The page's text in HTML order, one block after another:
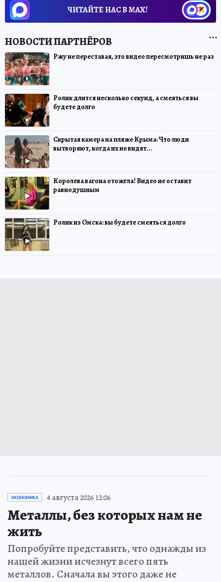
ЧИТАЙТЕ НАС В МАХ!
Ржу не переставая, это видео пересмотришь не раз
Ролик длится несколько секунд, а смеяться вы
будете долго
Скрытая камера на пляже Крыма: Что люди
вытворяют, когда их не видят...
Королева вагона отожгла! Видео не оставит
равнодушным
Ролик из Омска: вы будете смеяться долго
ЭКОНОМИКА 4 августа 2026 12:06
Металлы, без которых нам не
жить
Попробуйте представить, что однажды из
нашей жизни исчезнут всего пять
металлов. Сначала вы этого даже не